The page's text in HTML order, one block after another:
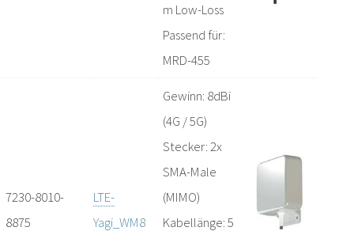
m Low-Loss
Passend für:
MRD-455
7230-8010-
8875
LTE-
Yagi_WM8
Gewinn: 8dBi
(4G / 5G)
Stecker: 2x
SMA-Male
(MIMO)
Kabellänge: 5